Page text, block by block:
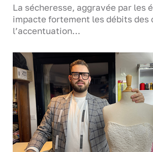
La sécheresse, aggravée par les
impacte fortement les débits des
l’accentuation…